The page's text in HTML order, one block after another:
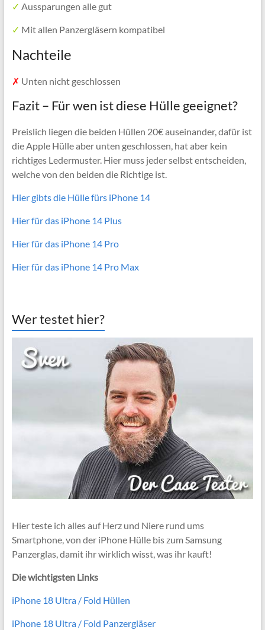
✓ Aussparungen alle gut
✓ Mit allen Panzergläsern kompatibel
Nachteile
✗ Unten nicht geschlossen
Fazit – Für wen ist diese Hülle geeignet?
Preislich liegen die beiden Hüllen 20€ auseinander, dafür ist
die Apple Hülle aber unten geschlossen, hat aber kein
richtiges Ledermuster. Hier muss jeder selbst entscheiden,
welche von den beiden die Richtige ist.
Hier gibts die Hülle fürs iPhone 14
Hier für das iPhone 14 Plus
Hier für das iPhone 14 Pro
Hier für das iPhone 14 Pro Max
Wer testet hier?
Hier teste ich alles auf Herz und Niere rund ums
Smartphone, von der iPhone Hülle bis zum Samsung
Panzerglas, damit ihr wirklich wisst, was ihr kauft!
Die wichtigsten Links
iPhone 18 Ultra / Fold Hüllen
iPhone 18 Ultra / Fold Panzergläser